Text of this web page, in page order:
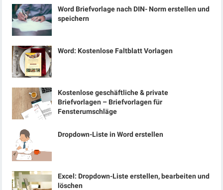
Word Briefvorlage nach DIN- Norm erstellen und
speichern
Word: Kostenlose Faltblatt Vorlagen
Kostenlose geschäftliche & private
Briefvorlagen – Briefvorlagen für
Fensterumschläge
Dropdown-Liste in Word erstellen
Excel: Dropdown-Liste erstellen, bearbeiten und
löschen